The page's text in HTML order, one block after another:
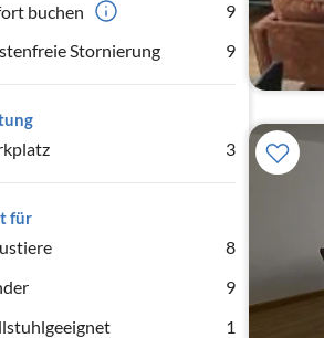
buchen
9
Stornierung
9
3
für
8
9
1